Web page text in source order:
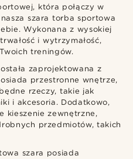
która połączy w
szara torba sportowa
Wykonana z wysokiej
i wytrzymałość,
treningów.
zaprojektowana z
przestronne wnętrze,
rzeczy, takie jak
i akcesoria. Dodatkowo,
kieszenie zewnętrzne,
przedmiotów, takich
szara posiada